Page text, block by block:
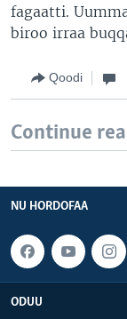
fagaatti.
biroo irraa
Qoodi
Continue
NU HORDOFAA
ODUU